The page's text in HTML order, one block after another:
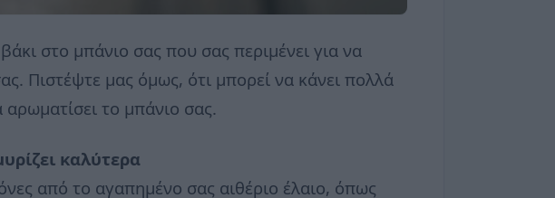
στο μπάνιο σας που σας περιμένει για να
Πιστέψτε μας όμως, ότι μπορεί να κάνει πολλά
το μπάνιο σας.
καλύτερα
από το αγαπημένο σας αιθέριο έλαιο, όπως